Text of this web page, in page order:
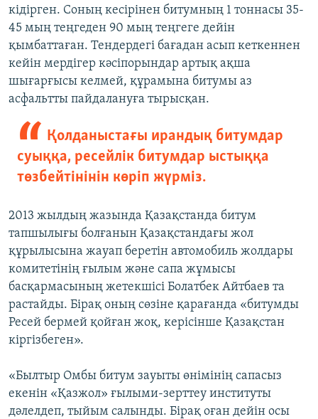
кідірген. Соның кесірінен битумның 1 тоннасы 35-
45 мың теңгеден 90 мың теңгеге дейін
қымбаттаған. Тендердегі бағадан асып кеткеннен
кейін мердігер кәсіпорындар артық ақша
шығарғысы келмей, құрамына битумы аз
асфальтты пайдалануға тырысқан.
Қолданыстағы ирандық битумдар
суыққа, ресейлік битумдар ыстыққа
төзбейтінінін көріп жүрміз.
2013 жылдың жазында Қазақстанда битум
тапшылығы болғанын Қазақстандағы жол
құрылысына жауап беретін автомобиль жолдары
комитетінің ғылым және сапа жұмысы
басқармасының жетекшісі Болатбек Айтбаев та
растайды. Бірақ оның сөзіне қарағанда «битумды
Ресей бермей қойған жоқ, керісінше Қазақстан
кіргізбеген».
«Былтыр Омбы битум зауыты өнімінің сапасыз
екенін «Қазжол» ғылыми-зерттеу институты
дәлелдеп, тыйым салынды. Бірақ оған дейін осы